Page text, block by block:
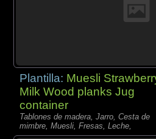
Plantilla: Muesli
Milk Wood planks Jug
container
Tablones de madera, Jarro, Cesta de
mimbre, Muesli, Fresas, Leche,